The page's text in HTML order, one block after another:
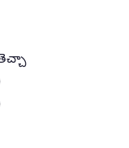
తెచ్చా